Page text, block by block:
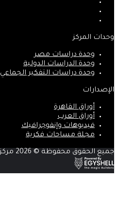
وحدات المركز
وحدة دراسات مصر
وحدة الدراسات الدولية
وحدة دراسات التفكير الجماعي
الإصدارات
أوراق القاهرة
أوراق العرب
فيديوهات وإنفوجرافيك
مجلة مساحات فكرية
جميع الحقوق محفوظة © 2026 مركز رع للدراسات الاستراتيجية